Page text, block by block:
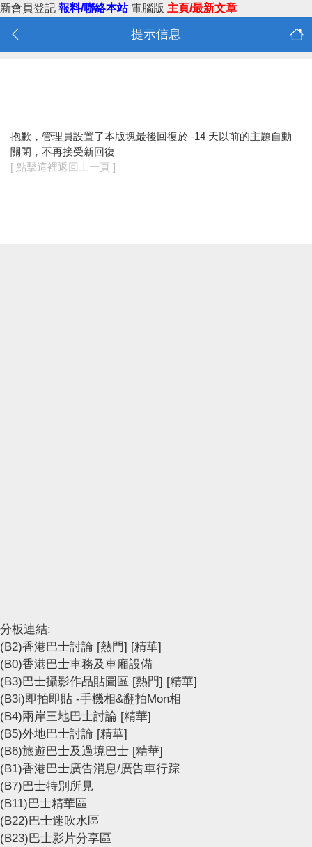
新會員登記 報料/聯絡本站 電腦版 主頁/最新文章
提示信息
抱歉，管理員設置了本版塊最後回復於 -14 天以前的主題自動
關閉，不再接受新回復
[ 點擊這裡返回上一頁 ]
分板連結:
(B2)香港巴士討論 [熱門] [精華]
(B0)香港巴士車務及車廂設備
(B3)巴士攝影作品貼圖區 [熱門] [精華]
(B3i)即拍即貼 -手機相&翻拍Mon相
(B4)兩岸三地巴士討論 [精華]
(B5)外地巴士討論 [精華]
(B6)旅遊巴士及過境巴士 [精華]
(B1)香港巴士廣告消息/廣告車行踪
(B7)巴士特別所見
(B11)巴士精華區
(B22)巴士迷吹水區
(B23)巴士影片分享區